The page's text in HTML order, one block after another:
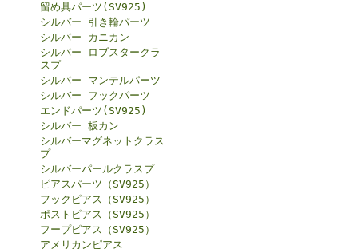
留め具パーツ(SV925)
シルバー 引き輪パーツ
シルバー カニカン
シルバー ロブスタークラ
スプ
シルバー マンテルパーツ
シルバー フックパーツ
エンドパーツ(SV925)
シルバー 板カン
シルバーマグネットクラス
プ
シルバーパールクラスプ
ピアスパーツ（SV925）
フックピアス（SV925）
ポストピアス（SV925）
フープピアス（SV925）
アメリカンピアス